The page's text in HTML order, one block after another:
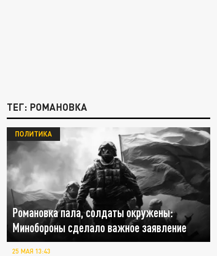
ТЕГ: РОМАНОВКА
Романовка пала, солдаты окружены:
Минобороны сделало важное заявление
ПОЛИТИКА
25 МАЯ 13:43